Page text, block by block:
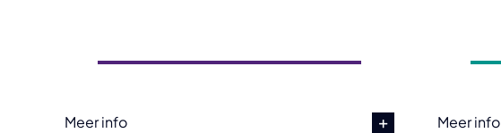
Meer info Meer info